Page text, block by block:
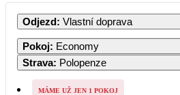
PO ÚT ST ČT
1 2 3
7 8 9 10
Odjezd: Vlastní doprava
Pokoj: Economy
Strava: Polopenze
MÁME UŽ JEN 1 POKOJ